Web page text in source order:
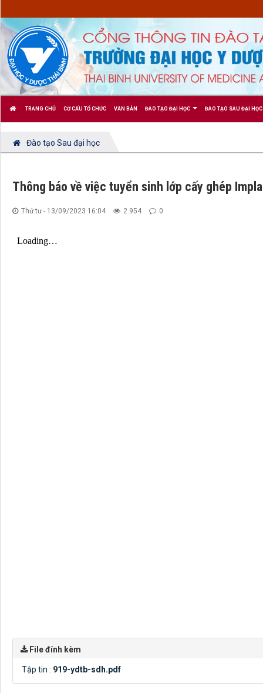
TRANG CHỦ CƠ CẤU TỔ CHỨC VĂN BẢN ĐÀO TẠO ĐẠI HỌC ĐÀO TẠO SAU ĐẠI HỌC
Đào tạo Sau đại học
Thông báo về việc tuyển sinh lớp cấy ghép
Thứ tư - 13/09/2023 16:04 2.954 0
File đính kèm
Tập tin : 919-ydtb-sdh.pdf